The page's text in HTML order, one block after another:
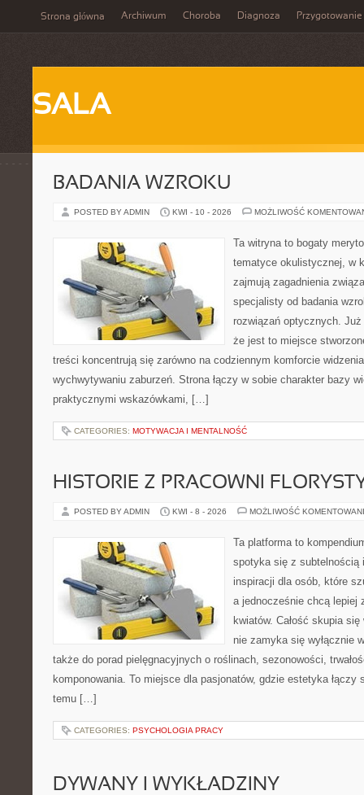
Strona główna Archiwum Choroba Diagnoza Przygotowanie
SALA
BADANIA WZROKU
POSTED BY ADMIN KWI - 10 - 2026 MOŻLIWOŚĆ
Ta witryna to bogaty
tematyce okulistycznej, w
zajmują zagadnienia
specjalisty od badania
rozwiązań optycznych.
że jest to miejsce
treści koncentrują się zarówno na codziennym komforcie
wychwytywaniu zaburzeń. Strona łączy w sobie charakter bazy
praktycznymi wskazówkami, […]
CATEGORIES: MOTYWACJA I MENTALNOŚĆ
HISTORIE Z PRACOWNI
POSTED BY ADMIN KWI - 8 - 2026 MOŻLIWOŚĆ
Ta platforma to
spotyka się z subtelnością
inspiracji dla osób, które
a jednocześnie chcą lepiej
kwiatów. Całość skupia
nie zamyka się wyłącznie
także do porad pielęgnacyjnych o roślinach, sezonowości,
komponowania. To miejsce dla pasjonatów, gdzie estetyka łączy
temu […]
CATEGORIES: PSYCHOLOGIA PRACY
DYWANY I WYKŁADZINY